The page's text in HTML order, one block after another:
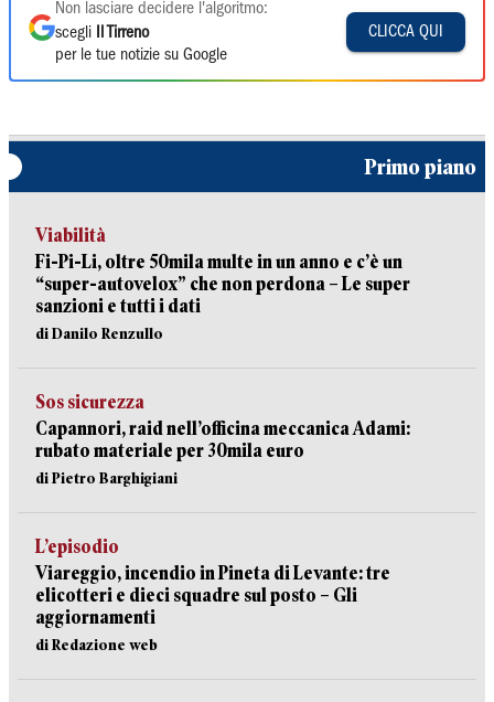
Non lasciare decidere l'algoritmo:
scegli
Il Tirreno
per le tue notizie su Google
CLICCA QUI
Primo piano
Viabilità
Fi-Pi-Li, oltre 50mila multe in un anno e c’è un
“super-autovelox” che non perdona – Le super
sanzioni e tutti i dati
di Danilo Renzullo
Sos sicurezza
Capannori, raid nell’officina meccanica Adami:
rubato materiale per 30mila euro
di Pietro Barghigiani
L’episodio
Viareggio, incendio in Pineta di Levante: tre
elicotteri e dieci squadre sul posto – Gli
aggiornamenti
di Redazione web